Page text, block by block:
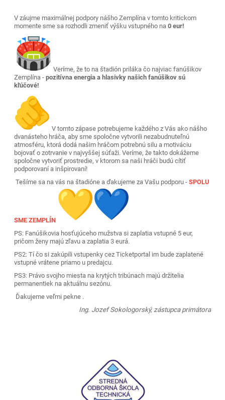
V záujme maximálnej podpory nášho Zemplína v tomto kritickom
momente sme sa rozhodli zmeniť výšku vstupného na0 eur!
Veríme, že to na štadión priláka čo najviac fanúšikov
Zemplína - pozitívna energia a hlasivky našich fanúšikov sú
kľúčové!
V tomto zápase potrebujeme každého z Vás ako nášho
dvanásteho hráča, aby sme spoločne vytvorili nezabudnuteľnú
atmosféru, ktorá dodá našim hráčom potrebnú silu a motiváciu
bojovať o zotrvanie v najvyššej súťaži. Veríme, že takto dokážeme
spoločne vytvoriť prostredie, v ktorom sa naši hráči budú cítiť
podporovaní a inšpirovaní!
Tešíme sa na vás na štadióne a ďakujeme za Vašu podporu -SPOLU
SME ZEMPLÍN
PS: Fanúšikovia hosťujúceho mužstva si zaplatia vstupné 5 eur,
pričom ženy majú zľavu a zaplatia 3 eurá.
PS2: Tí čo si zakúpili vstupenky cez Ticketportal im bude zaplatené
vstupné vrátene priamo u predajcu.
PS3: Právo svojho miesta na krytých tribúnach majú držitelia
permanentiek na aktuálnu sezónu.
Ďakujeme veľmi pekne .
Ing. Jozef Sokologorský, zástupca primátora